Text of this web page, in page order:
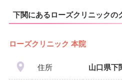
下関にあるローズクリニックの
ローズクリニック 本院
住所 山口県下